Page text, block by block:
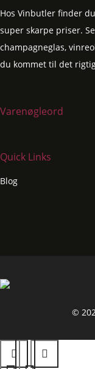
Hos Vinbutler finder
super skarpe priser.
champagneglas,
du kommet til det
Varenøgleord
Quick Links
Blog
©